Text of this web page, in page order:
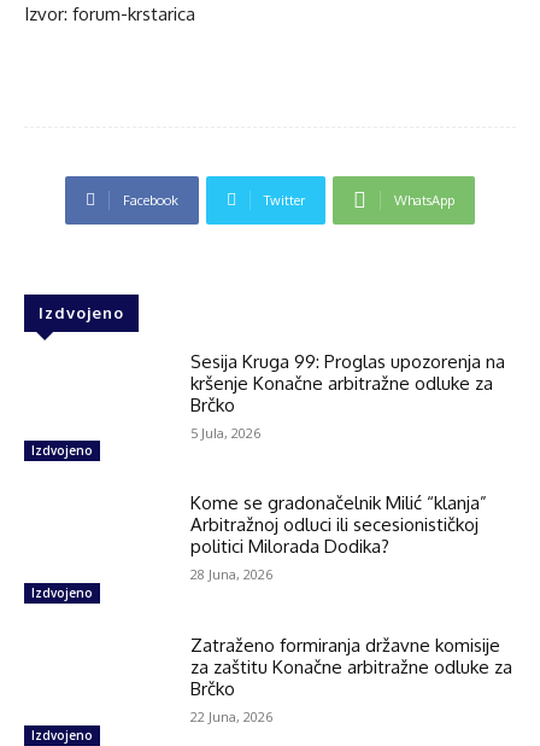
Izvor: forum-krstarica
Facebook Twitter WhatsApp
Izdvojeno
Izdvojeno
Sesija Kruga 99: Proglas upozorenja na
kršenje Konačne arbitražne odluke za
Brčko
5 Jula, 2026
Izdvojeno
Kome se gradonačelnik Milić “klanja”
Arbitražnoj odluci ili secesionističkoj
politici Milorada Dodika?
28 Juna, 2026
Izdvojeno
Zatraženo formiranja državne komisije
za zaštitu Konačne arbitražne odluke za
Brčko
22 Juna, 2026